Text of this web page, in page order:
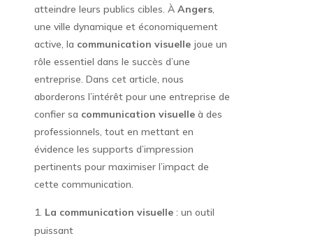
atteindre leurs publics cibles. À Angers,
une ville dynamique et économiquement
active, la communication visuellejoue un
rôle essentiel dans le succès d’une
entreprise. Dans cet article, nous
aborderons l’intérêt pour une entreprise de
confier sa communication visuelleà des
professionnels, tout en mettant en
évidence les supports d’impression
pertinents pour maximiser l’impact de
cette communication.
La communication visuelle: un outil
puissant